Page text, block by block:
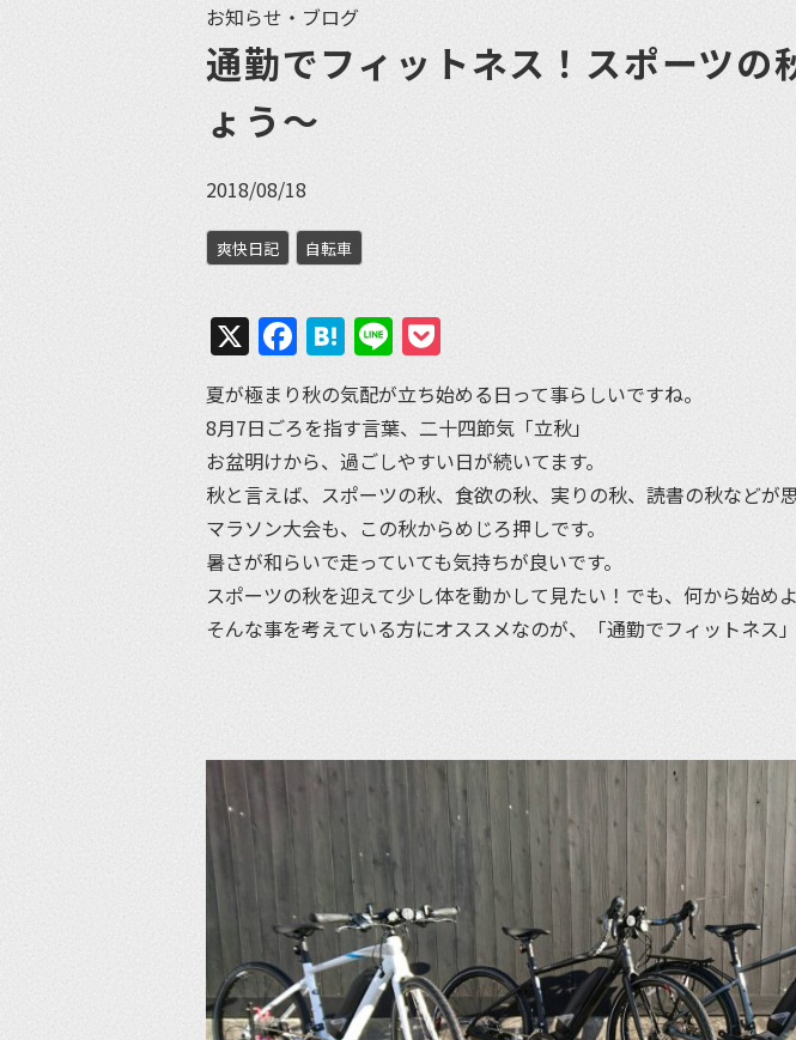
お知らせ・ブログ
通勤でフィットネス！スポーツの
ょう〜
2018/08/18
爽快日記 自転車
X Facebook
Hatena
Line
夏が極まり秋の気配が立ち始める日って事らしいですね。
8月7日ごろを指す言葉、二十四節気「立秋」
お盆明けから、過ごしやすい日が続いてます。
秋と言えば、スポーツの秋、食欲の秋、実りの秋、読書の秋などが思
マラソン大会も、この秋からめじろ押しです。
暑さが和らいで走っていても気持ちが良いです。
スポーツの秋を迎えて少し体を動かして見たい！でも、何から始め
そんな事を考えている方にオススメなのが、「通勤でフィットネス